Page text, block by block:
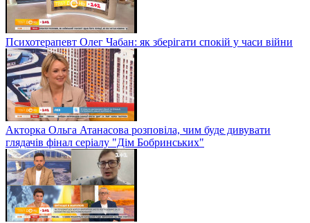
Психотерапевт Олег Чабан: як зберігати спокій у часи війни
Акторка Ольга Атанасова розповіла, чим буде дивувати
глядачів фінал серіалу "Дім Бобринських"